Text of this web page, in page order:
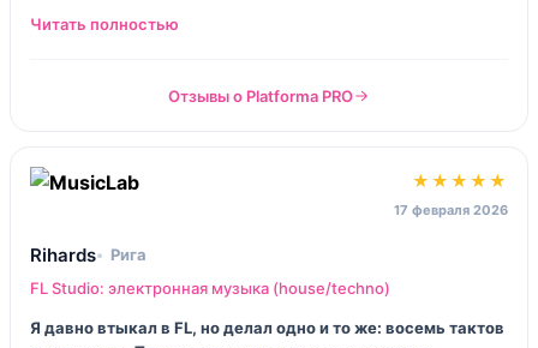
Отзывы о Platforma PRO
★★★★★
17 февраля 2026
Rihards
Рига
FL Studio: электронная музыка (house/techno)
Я давно втыкал в FL, но делал одно и то же: восемь тактов